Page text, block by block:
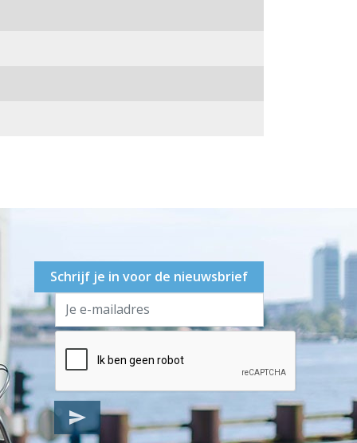
Schrijf je in voor de nieuwsbrief
send